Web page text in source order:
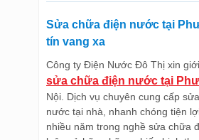
Sửa chữa điện nước tại
tín vang xa
Công ty Điện Nước Đô Thị xin
sửa chữa điện nước tại
Nội. Dịch vụ chuyên cung cấp
nước tại nhà, nhanh chóng tiện
nhiều năm trong nghề sửa chữa